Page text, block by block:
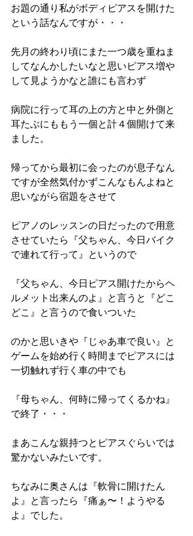
お題の通り私がボディピアスを開けた
という話なんですが・・・
先月の終わり頃にまた一つ歳を重ねま
してなんかしたいなと思いピアス増や
して見ようかなと誰にも言わず
病院に行って耳の上の方と中と外側と
耳たぶにももう一個と計４個開けて来
ました。
帰ってから最初に会ったのが息子なん
ですが全然気付かずこんなもんよねと
思いながら宿題をさせて
ピアノのレッスンの日だったので用意
させていたら『父ちゃん、今日バイク
で連れて行って』というので
『父ちゃん、今日ピアス開けたからヘ
ルメット出来んのよ』と言うと『どこ
どこ』と言うので食いついた
のかと思いきや『じゃあ車で良い』と
ゲームを始め行く時間までピアスには
一切触れず行く車の中でも
『母ちゃん、何時に帰ってくるかね』
で終了・・・
まあこんな親持つとピアスぐらいでは
驚かないみたいです。
ちなみに奥さんは『軟骨に開けたん
よ』と言ったら『痛ぁ〜！ようやる
よ』でした。